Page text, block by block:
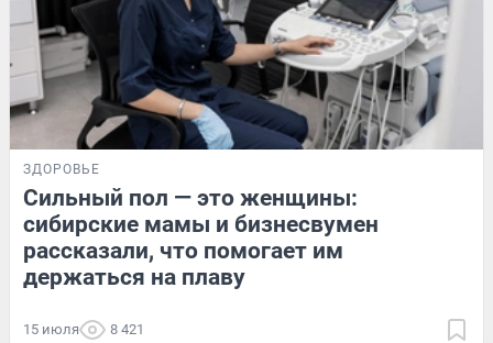
ЗДОРОВЬЕ
Сильный пол — это женщины:
сибирские мамы и бизнесвумен
рассказали, что помогает им
держаться на плаву
15 июля 8 421